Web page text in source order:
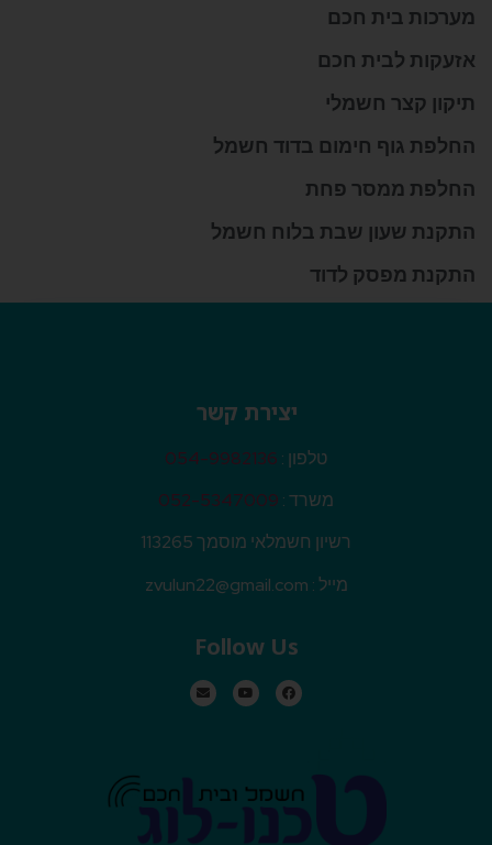
מערכות בית חכם
אזעקות לבית חכם
תיקון קצר חשמלי
החלפת גוף חימום בדוד חשמל
החלפת ממסר פחת
התקנת שעון שבת בלוח חשמל
התקנת מפסק לדוד
יצירת קשר
טלפון : 054-9982136
משרד : 052-5347009
רשיון חשמלאי מוסמך 113265
מייל : zvulun22@gmail.com
Follow Us